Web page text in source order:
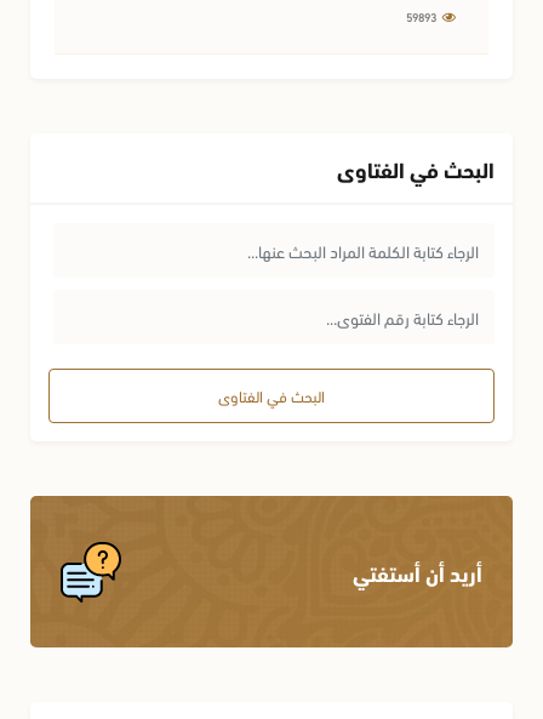
البحث في الفتاوى
البحث في الفتاوى
أريد أن أستفتي